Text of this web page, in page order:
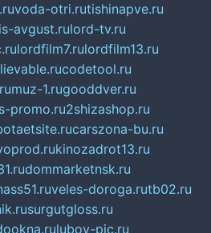
voda-otri.rutishinapve.ru
avgust.rulord-tv.ru
lordfilm7.rulordfilm13.ru
codetool.ru
muz-1.rugooddver.ru
promo.ru2shizashop.ru
carszona-bu.ru
kinozadrot13.ru
dommarketnsk.ru
veles-doroga.rutb02.ru
surgutgloss.ru
lubov-pic.ru